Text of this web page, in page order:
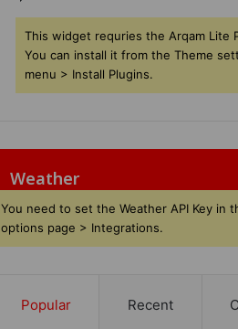
This widget requries the Arqam Lite
You can install it from the Theme
menu > Install Plugins.
Weather
You need to set the Weather API Key in
options page > Integrations.
Popular Recent